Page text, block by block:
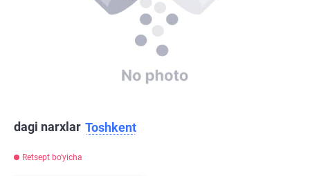
dagi narxlar Toshkent
Retsept bo'yicha